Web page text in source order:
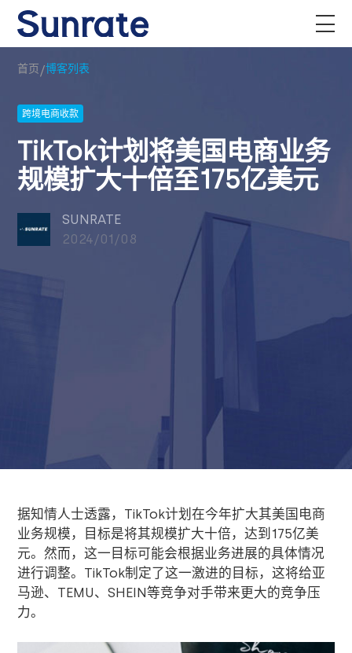
首页/博客列表
跨境电商收款
TikTok计划将美国电商业务
规模扩大十倍至175亿美元
SUNRATE
2024/01/08
据知情人士透露，TikTok计划在今年扩大其美国电商
业务规模，目标是将其规模扩大十倍，达到175亿美
元。然而，这一目标可能会根据业务进展的具体情况
进行调整。TikTok制定了这一激进的目标，这将给亚
马逊、TEMU、SHEIN等竞争对手带来更大的竞争压
力。